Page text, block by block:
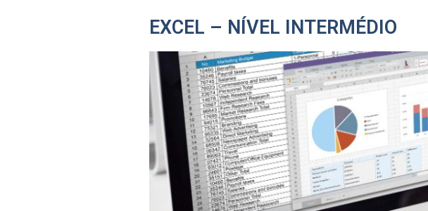
EXCEL – NÍVEL INTERMÉDIO